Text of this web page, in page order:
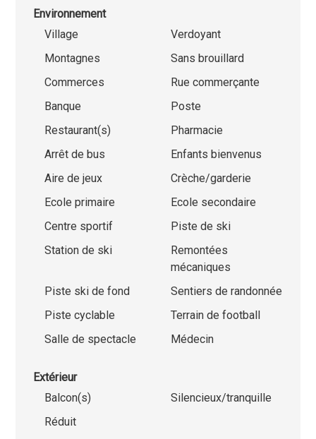
Environnement
Village
Verdoyant
Montagnes
Sans brouillard
Commerces
Rue commerçante
Banque
Poste
Restaurant(s)
Pharmacie
Arrêt de bus
Enfants bienvenus
Aire de jeux
Crèche/garderie
Ecole primaire
Ecole secondaire
Centre sportif
Piste de ski
Station de ski
Remontées
mécaniques
Piste ski de fond
Sentiers de randonnée
Piste cyclable
Terrain de football
Salle de spectacle
Médecin
Extérieur
Balcon(s)
Silencieux/tranquille
Réduit